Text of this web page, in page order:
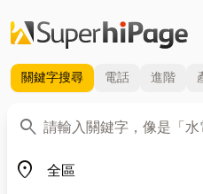
關鍵字搜尋 電話 進階
search
關鍵字
place
地區